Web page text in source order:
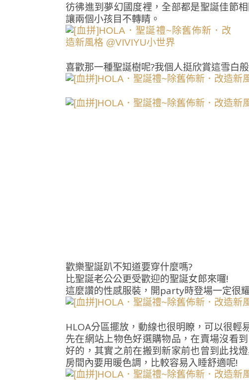
彷彿進到夢幻國度裡，全部都是聖誕佳節
讓兩個小孩目不轉睛。
喜歡那一種聖誕樹呢?我個人挺欣賞這雪白
歡樂聖誕趴不知道要穿什麼嗎?
比聖誕老公公更受歡迎的聖誕女郎來囉!
這麼讚的性感服裝，開party時登場一定很
HLOA分區擺放，動線也很明瞭，可以很
先在網站上物色好選購物品，在賣場沒看
好的，其實之前在搬到新家前也曾到此找
房間內要用暖色調，比較容易入睡舒適呢!